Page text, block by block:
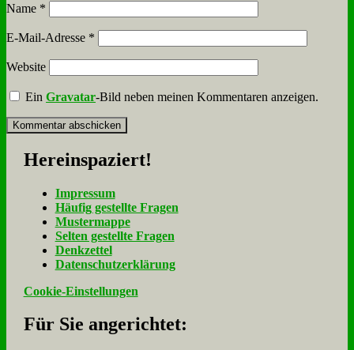
Name *
E-Mail-Adresse *
Website
EinGravatar-Bild neben meinen Kommentaren anzeigen.
Her­ein­spa­ziert!
Im­pres­sum
Häu­fig ge­stell­te Fra­gen
Mu­ster­map­pe
Sel­ten ge­stell­te Fra­gen
Denk­zet­tel
Da­ten­schutz­er­klä­rung
Cookie-Einstellungen
Für Sie an­ge­rich­tet: